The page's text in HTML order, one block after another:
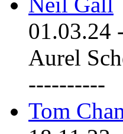
01.03.24
Aurel
----------
Tom